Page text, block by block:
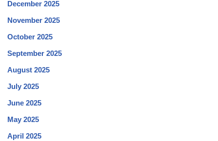
December 2025
November 2025
October 2025
September 2025
August 2025
July 2025
June 2025
May 2025
April 2025